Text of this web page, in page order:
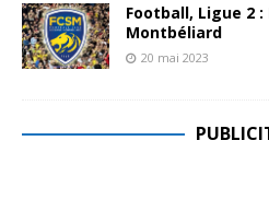
Football, Ligue 2 :
Montbéliard
20 mai 2023